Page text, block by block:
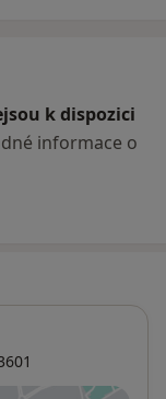
k dispozici
informace o